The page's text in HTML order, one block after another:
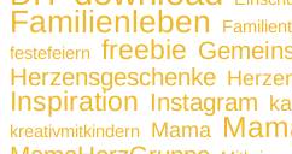
Familienleben
festefeiern freebie
Herzensgeschenke
Inspiration Instagram
kreativmitkindern Mama